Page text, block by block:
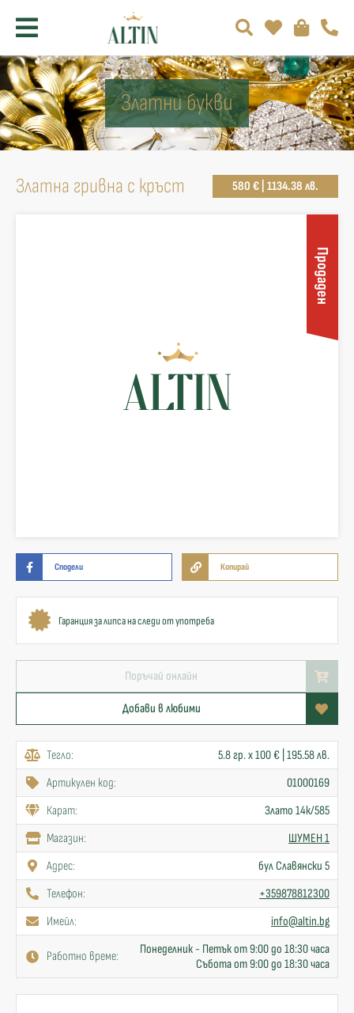
Златни букви
Златна гривна с кръст 580 € | 1134.38 лв.
Продаден
Сподели Копирай
Гаранция за липса на следи от употреба
Поръчай онлайн
Добави в любими
Тегло:
5.8 гр. x 100 € | 195.58 лв.
Артикулен код:
01000169
Карат:
Злато 14к/585
Mагазин:
ШУМЕН 1
Адрес:
бул Славянски 5
Телефон:
+359878812300
Имейл:
info@altin.bg
Работно време:
Понеделник - Петък от 9:00 до 18:30 часа
Събота от 9:00 до 18:30 часа